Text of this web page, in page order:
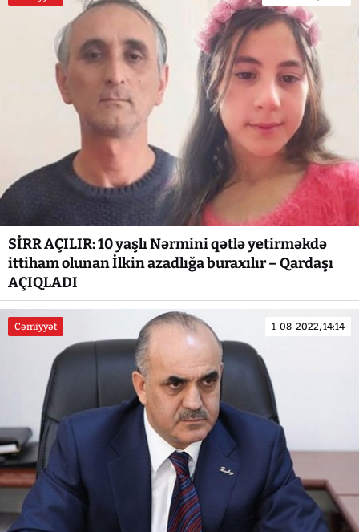
SİRR AÇILIR: 10 yaşlı Nərmini qətlə yetirməkdə
ittiham olunan İlkin azadlığa buraxılır – Qardaşı
AÇIQLADI
Cəmiyyət 1-08-2022, 14:14